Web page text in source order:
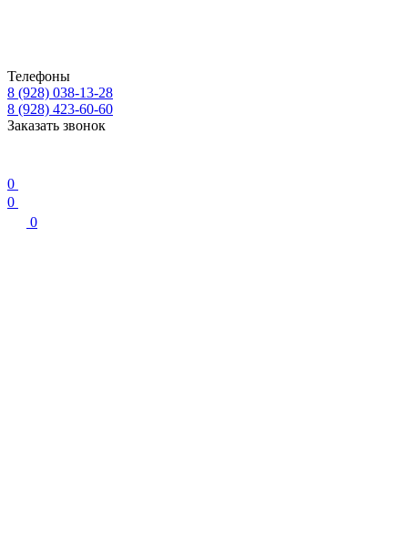
Телефоны
8 (928) 038-13-28
8 (928) 423-60-60
Заказать звонок
0
0
0